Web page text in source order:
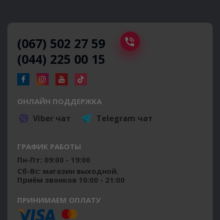
(067) 502 27 59
(044) 225 00 15
ОНЛАЙН ПОДДЕРЖКА
Viber чат Telegram чат
ГРАФИК РАБОТЫ
Пн-Пт: 09:00 - 19:00
Сб-Вс: магазин выходной.
Приём звонков 10:00 - 21:00
ПРИНИМАЕМ ОПЛАТУ